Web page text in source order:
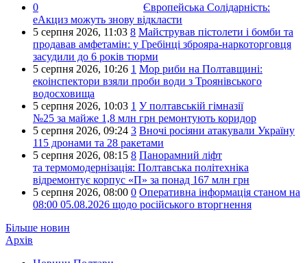
0
Європейська Солідарність:
еАкциз можуть знову відкласти
5 серпня 2026, 11:03 8 Майстрував пістолети і бомби та
продавав амфетамін: у Гребінці зброяра-наркоторговця
засудили до 6 років тюрми
5 серпня 2026, 10:26 1 Мор риби на Полтавщині:
екоінспектори взяли проби води з Троянівського
водосховища
5 серпня 2026, 10:03 1 У полтавській гімназії
№25 за майже 1,8 млн грн ремонтують коридор
5 серпня 2026, 09:24 3 Вночі росіяни атакували Україну
115 дронами та 28 ракетами
5 серпня 2026, 08:15 8 Панорамний ліфт
та термомодернізація: Полтавська політехніка
відремонтує корпус «П» за понад 167 млн грн
5 серпня 2026, 08:00 0 Оперативна інформація станом на
08:00 05.08.2026 щодо російського вторгнення
Більше новин
Архів